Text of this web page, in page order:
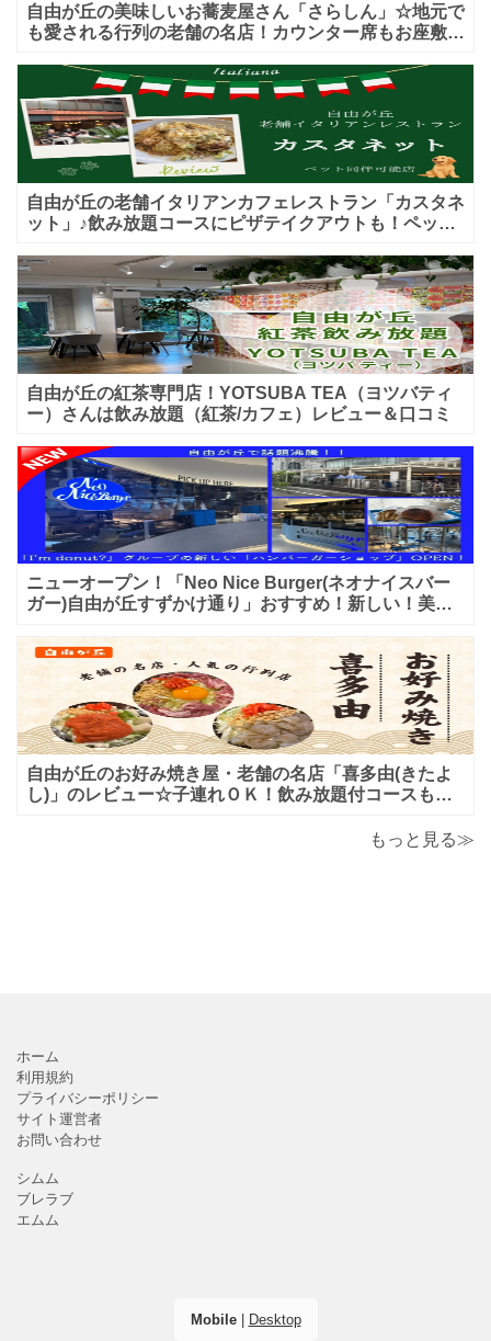
自由が丘の美味しいお蕎麦屋さん「さらしん」☆地元で
も愛される行列の老舗の名店！カウンター席もお座敷も
自由が丘の老舗イタリアンカフェレストラン「カスタネ
ット」♪飲み放題コースにピザテイクアウトも！ペット
自由が丘の紅茶専門店！YOTSUBA TEA（ヨツバティ
ー）さんは飲み放題（紅茶/カフェ）レビュー＆口コミ
ニューオープン！「Neo Nice Burger(ネオナイスバー
ガー)自由が丘すずかけ通り」おすすめ！新しい！美味
自由が丘のお好み焼き屋・老舗の名店「喜多由(きたよ
し)」のレビュー☆子連れＯＫ！飲み放題付コースも！
もっと見る≫
ホーム
利用規約
プライバシーポリシー
サイト運営者
お問い合わせ
シムム
ブレラブ
エムム
Mobile| Desktop